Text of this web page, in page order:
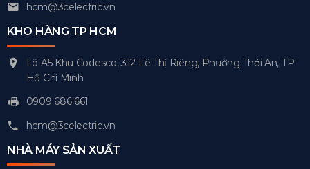
hcm@3celectric.vn
KHO HÀNG TP HCM
Lô A5 Khu Codesco, 312 Lê Thị Riêng, Phường Thới An, TP
Hồ Chí Minh
0909 686 661
hcm@3celectric.vn
NHÀ MÁY SẢN XUẤT